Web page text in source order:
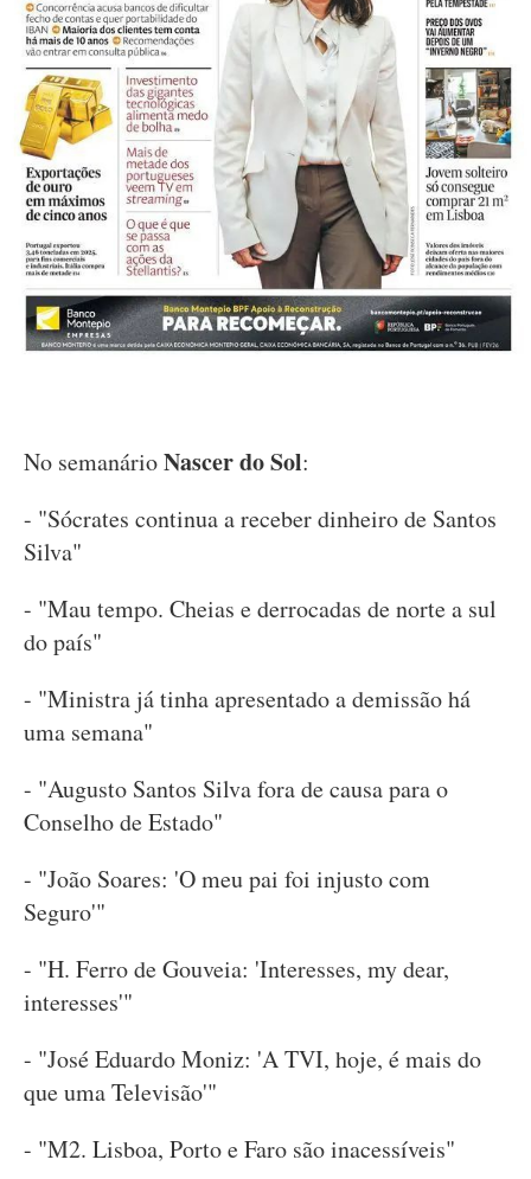
No semanárioNascer do Sol:
- "Sócrates continua a receber dinheiro de Santos
Silva"
- "Mau tempo. Cheias e derrocadas de norte a sul
do país"
- "Ministra já tinha apresentado a demissão há
uma semana"
- "Augusto Santos Silva fora de causa para o
Conselho de Estado"
- "João Soares: 'O meu pai foi injusto com
Seguro'"
- "H. Ferro de Gouveia: 'Interesses, my dear,
interesses'"
- "José Eduardo Moniz: 'A TVI, hoje, é mais do
que uma Televisão'"
- "M2. Lisboa, Porto e Faro são inacessíveis"